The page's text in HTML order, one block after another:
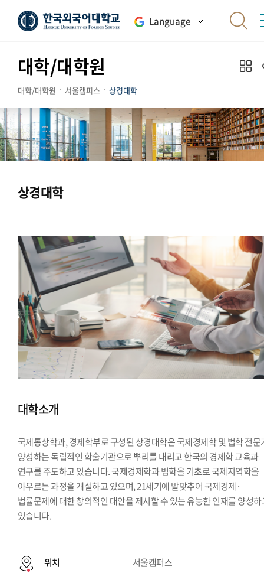
Language
대학/대학원
대학/대학원 서울캠퍼스 상경대학
상경대학
대학소개
국제통상학과, 경제학부로 구성된 상경대학은 국제경제학 및 법학 전문
양성하는 독립적인 학술기관으로 뿌리를 내리고 한국의 경제학 교육과
연구를 주도하고 있습니다. 국제경제학과 법학을 기초로 국제지역학을
아우르는 과정을 개설하고 있으며, 21세기에 발맞추어 국제경제·
법률문제에 대한 창의적인 대안을 제시할 수 있는 유능한 인재를 양성
있습니다.
위치 서울캠퍼스